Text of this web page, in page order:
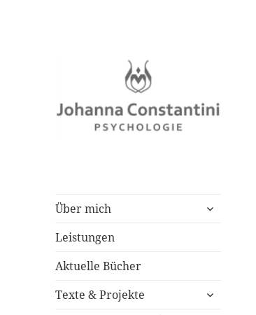
Über mich
untermenü
Leistungen
Aktuelle Bücher
Texte & Projekte
untermenü